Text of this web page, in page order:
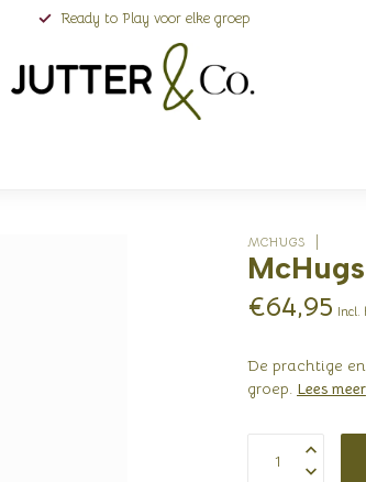
Ready to Play voor elke groep
MCHUGS
€64,95 Incl.
De prachtige
groep. Lees meer